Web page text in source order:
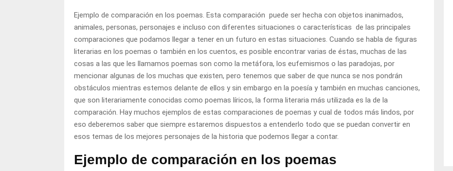
Ejemplo de comparación en los poemas. Esta comparación puede ser hecha con objetos inanimados,
animales, personas, personajes e incluso con diferentes situaciones o características de las principales
comparaciones que podamos llegar a tener en un futuro en estas situaciones. Cuando se habla de figuras
literarias en los poemas o también en los cuentos, es posible encontrar varias de éstas, muchas de las
cosas a las que les llamamos poemas son como la metáfora, los eufemismos o las paradojas, por
mencionar algunas de los muchas que existen, pero tenemos que saber de que nunca se nos pondrán
obstáculos mientras estemos delante de ellos y sin embargo en la poesía y también en muchas canciones,
que son literariamente conocidas como poemas líricos, la forma literaria más utilizada es la de la
comparación. Hay muchos ejemplos de estas comparaciones de poemas y cual de todos más lindos, por
eso deberemos saber que siempre estaremos dispuestos a entenderlo todo que se puedan convertir en
esos temas de los mejores personajes de la historia que podemos llegar a contar.
Ejemplo de comparación en los poemas